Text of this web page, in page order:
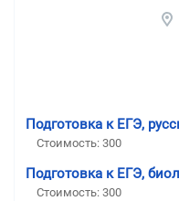
Подготовка к ЕГЭ,
Стоимость: 300
Подготовка к ЕГЭ,
Стоимость: 300